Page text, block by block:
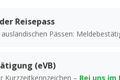
Reisepass
Pässen:
(eVB)
Kurzzeitkennzeichen – Bei uns im